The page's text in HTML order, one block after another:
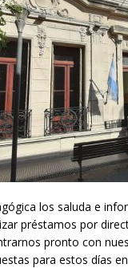
los saluda e
préstamos por
pronto con
para estos días